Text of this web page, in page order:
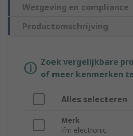
Wetgeving en compliance
Productomschrijving
Zoek vergelijkbare
of meer kenmerken
Alles selecteren
Merk
ifm electronic